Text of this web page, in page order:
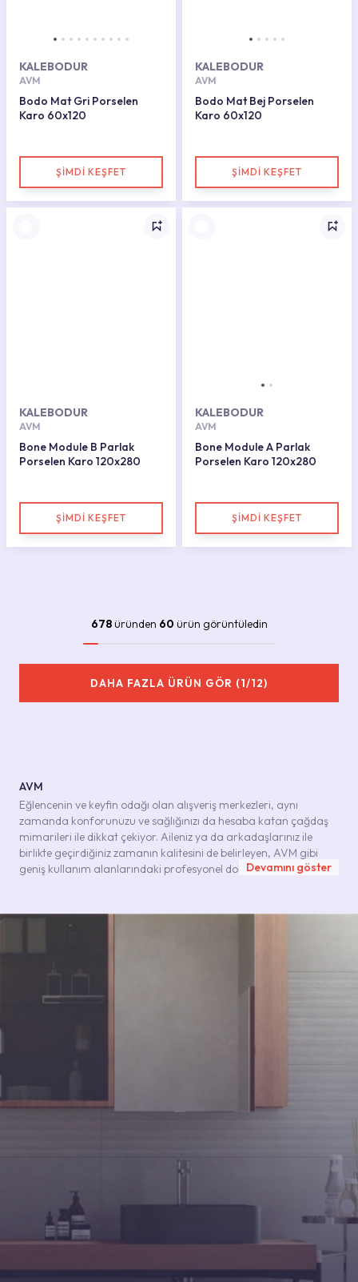
KALEBODUR
AVM
Bodo Mat Gri Porselen
Karo 60x120
ŞİMDİ KEŞFET
KALEBODUR
AVM
Bodo Mat Bej Porselen
Karo 60x120
ŞİMDİ KEŞFET
KALEBODUR
AVM
Bone Module B Parlak
Porselen Karo 120x280
ŞİMDİ KEŞFET
KALEBODUR
AVM
Bone Module A Parlak
Porselen Karo 120x280
ŞİMDİ KEŞFET
678üründen 60 ürün görüntüledin
DAHA FAZLA ÜRÜN GÖR (1/12)
AVM
Eğlencenin ve keyfin odağı olan alışveriş merkezleri, aynı
zamanda konforunuzu ve sağlığınızı da hesaba katan çağdaş
mimarileri ile dikkat çekiyor. Aileniz ya da arkadaşlarınız ile
birlikte geçirdiğiniz zamanın kalitesini de belirleyen, AVM gibi
geniş kullanım alanlarındaki profesyonel dokunuşlarda,
Kaleseramik markaları bu noktada AVM tasarımlarında da
Estetik Alanlar, Güvenli Zeminler
biri. Attığınız adımlarda güvenliğinizi ön plana alan SlipFree
R1-R3 arasındaki kaymazlık değerlerini, kullanılan alana göre
ayarlayabilen bu teknoloji, farklı yüzey ve renkler için
uygulanabiliyor.
Kaleguard Defence ile Bulunduğunuz
Devamını göster